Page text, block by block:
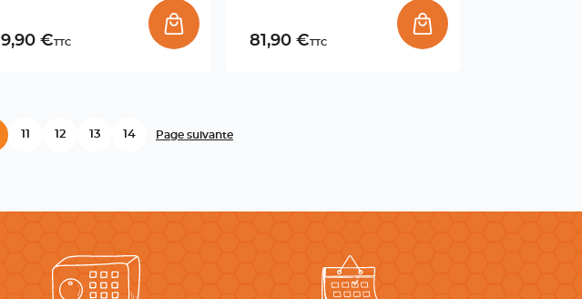
9,90 €TTC 81,90 €TTC
11 12 13 14 Page suivante